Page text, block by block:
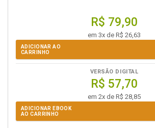
R$ 79,90
em 3x de R$ 26,63
ADICIONAR AO
CARRINHO
VERSÃO DIGITAL
R$ 57,70
em 2x de R$ 28,85
ADICIONAR EBOOK
AO CARRINHO